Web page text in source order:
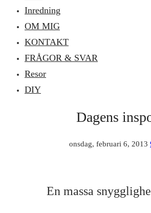
Inredning
OM MIG
KONTAKT
FRÅGOR & SVAR
Resor
DIY
Dagens
onsdag, februari 6, 2013
En massa